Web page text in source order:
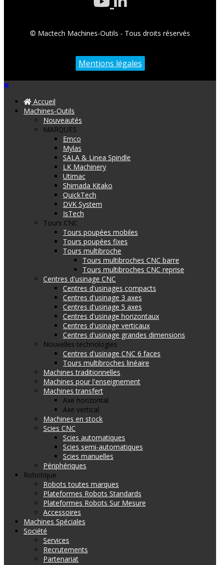
© Mactech Machines-Outils - Tous droits réservés
Mentions légales
Accueil
Machines-Outils
Nouveautés
MARQUES
Emco
Mylas
SALA & Linea Spindle
LK Machinery
Utimac
Shimada Kitako
QuickTech
DVK System
IsTech
Tours CNC
Tours poupées mobiles
Tours poupées fixes
Tours multibroche
Tours multibroches CNC barre
Tours multibroches CNC reprise
Centres d'usinage CNC
Centres d'usinages compacts
Centres d'usinage 3 axes
Centres d'usinage 5 axes
Centres d'usinage horizontaux
Centres d'usinage verticaux
Centres d'usinage grandes dimensions
Nouvelles technologies
Centres d'usinage CNC 6 faces
Tours multibroches linéaire
Machines traditionnelles
Machines pour l'enseignement
Machines transfert
Axe horizontal
Axe vertical
Machines en stock
Scies CNC
Scies automatiques
Scies semi-automatiques
Scies manuelles
Périphériques
Robotique
Robots toutes marques
Plateformes Robots Standards
Plateformes Robots Sur Mesure
Accessoires
Machines Spéciales
Société
Services
Recrutements
Partenariat